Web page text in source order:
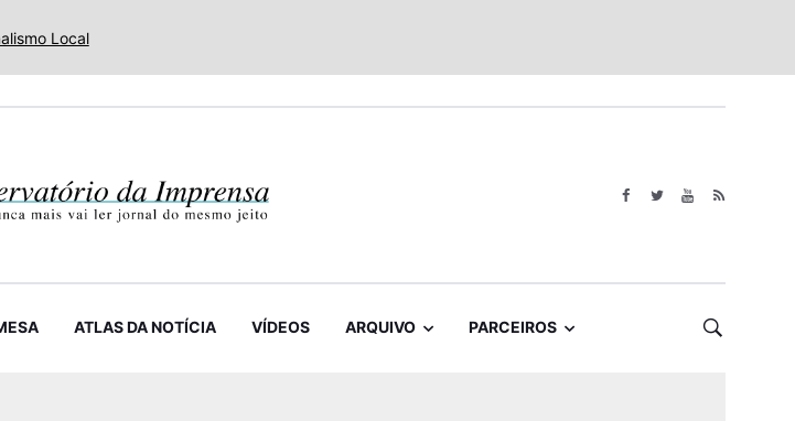
Local
ATLAS DA NOTÍCIA VÍDEOS ARQUIVO PARCEIROS